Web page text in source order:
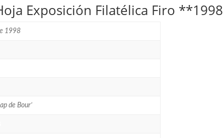
Exposición Filatélica Firo **1998
1998
de Bour’